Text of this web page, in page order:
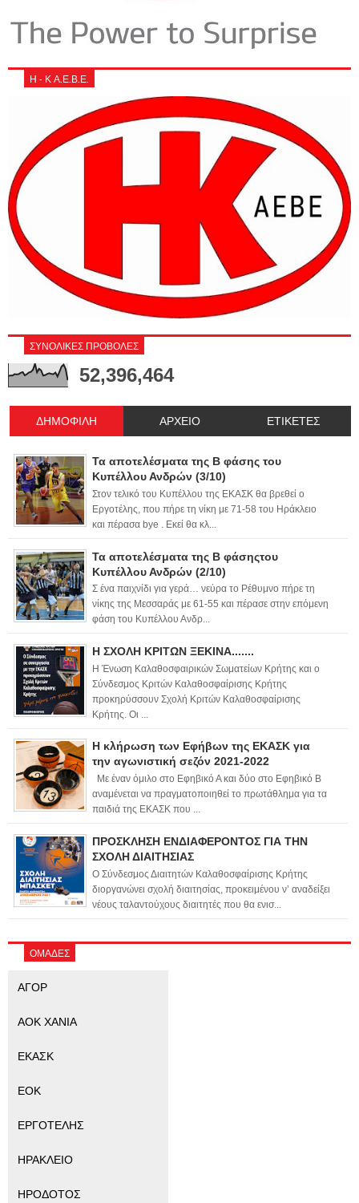
Η - Κ Α.Ε.Β.Ε.
ΣΥΝΟΛΙΚΕΣ ΠΡΟΒΟΛΕΣ
52,396,464
ΔΗΜΟΦΙΛΗ ΑΡΧΕΙΟ ΕΤΙΚΕΤΕΣ
Τα αποτελέσματα της Β φάσης του
Κυπέλλου Ανδρών (3/10)
Στον τελικό του Κυπέλλου της ΕΚΑΣΚ θα βρεθεί ο
Εργοτέλης, που πήρε τη νίκη με 71-58 του Ηράκλειο
και πέρασα bye . Εκεί θα κλ...
Τα αποτελέσματα της Β φάσηςτου
Κυπέλλου Ανδρών (2/10)
Σ ένα παιχνίδι για γερά… νεύρα το Ρέθυμνο πήρε τη
νίκης της Μεσσαράς με 61-55 και πέρασε στην επόμενη
φάση του Κυπέλλου Ανδρ...
Η ΣΧΟΛΗ ΚΡΙΤΩΝ ΞΕΚΙΝΑ.......
Η Ένωση Καλαθοσφαιρικών Σωματείων Κρήτης και ο
Σύνδεσμος Κριτών Καλαθοσφαίρισης Κρήτης
προκηρύσσουν Σχολή Κριτών Καλαθοσφαίρισης
Κρήτης. Οι ...
Η κλήρωση των Εφήβων της ΕΚΑΣΚ για
την αγωνιστική σεζόν 2021-2022
Με έναν όμιλο στο Εφηβικό Α και δύο στο Εφηβικό Β
αναμένεται να πραγματοποιηθεί το πρωτάθλημα για τα
παιδιά της ΕΚΑΣΚ που ...
ΠΡΟΣΚΛΗΣΗ ΕΝΔΙΑΦΕΡΟΝΤΟΣ ΓΙΑ ΤΗΝ
ΣΧΟΛΗ ΔΙΑΙΤΗΣΙΑΣ
Ο Σύνδεσμος Διαιτητών Καλαθοσφαίρισης Κρήτης
διοργανώνει σχολή διαιτησίας, προκειμένου ν’ αναδείξει
νέους ταλαντούχους διαιτητές που θα ενισ...
ΟΜΑΔΕΣ
ΑΓΟΡ
ΑΟΚ ΧΑΝΙΑ
ΕΚΑΣΚ
ΕΟΚ
ΕΡΓΟΤΕΛΗΣ
ΗΡΑΚΛΕΙΟ
ΗΡΟΔΟΤΟΣ